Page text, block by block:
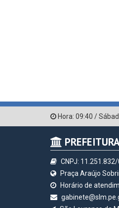
Hora: 09:40 /
CNPJ:
Praça Araújo
Horário de